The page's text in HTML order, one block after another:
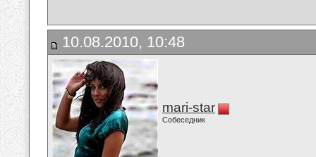
10.08.2010, 10:48
mari-star
Собеседник